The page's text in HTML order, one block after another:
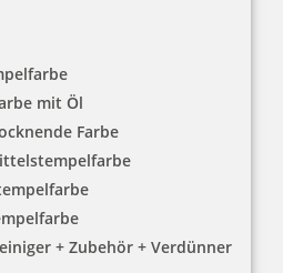
mit Öl
Farbe
+ Zubehör + Verdünner